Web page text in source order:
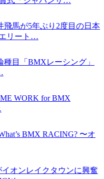
飛馬が5年ぶり2度目の日本
リート…
種目「BMXレーシング」
WORK for BMX
BMX RACING? 〜オ
オンレイクタウンに興奮